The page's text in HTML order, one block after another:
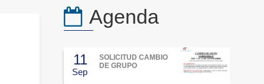
Agenda
11
Sep
SOLICITUD CAMBIO
DE GRUPO